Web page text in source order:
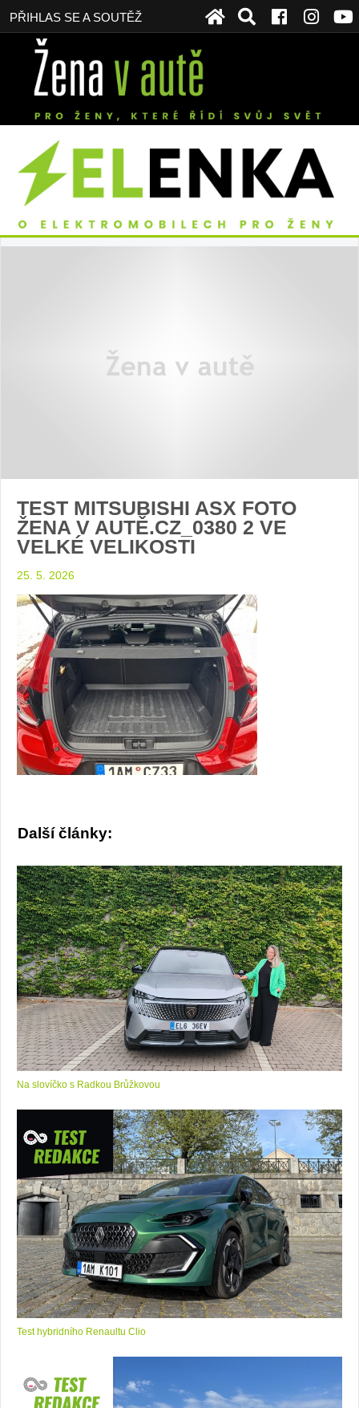
PŘIHLAS SE A SOUTĚŽ
TEST MITSUBISHI ASX FOTO
ŽENA V AUTĚ.CZ_0380 2 VE
VELKÉ VELIKOSTI
25. 5. 2026
Další články:
Na slovíčko s Radkou Brůžkovou
Test hybridního Renaultu Clio